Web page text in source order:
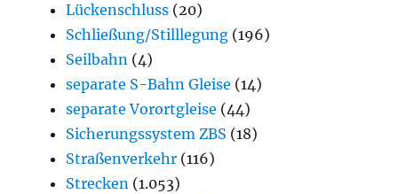
Lückenschluss (20)
Schließung/Stilllegung (196)
Seilbahn (4)
separate S-Bahn Gleise (14)
separate Vorortgleise (44)
Sicherungssystem ZBS (18)
Straßenverkehr (116)
Strecken (1.053)